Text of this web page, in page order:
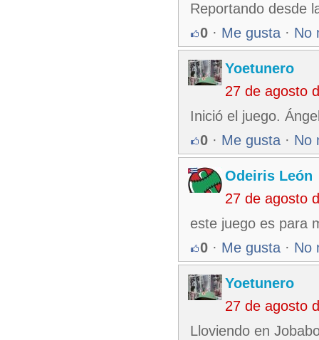
Reportando desde
0 · Me gusta · No
Yoetunero
27 de agosto
Inició el juego.
0 · Me gusta · No
Odeiris León
27 de agosto
este juego es para
0 · Me gusta · No
Yoetunero
27 de agosto
Lloviendo en